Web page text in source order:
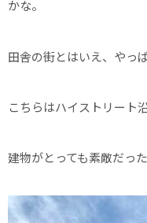
かな。
田舎の街とはいえ、やっ
こちらはハイストリート
建物がとっても素敵だった